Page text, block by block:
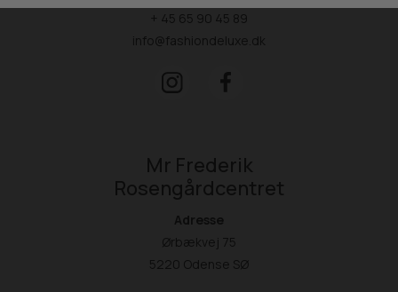
+ 45 65 90 45 89
info@fashiondeluxe.dk
Mr Frederik
Rosengårdcentret
Adresse
Ørbækvej 75
5220 Odense SØ